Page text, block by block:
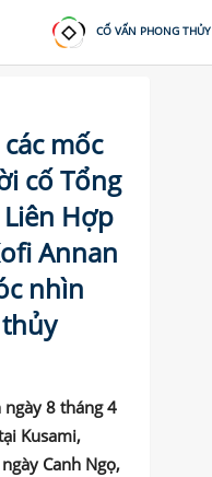
CỐ VẤN PHONG THỦY
mốc
cố Tổng
Hợp
Annan
nhìn
8 tháng 4
Kusami,
Canh Ngọ,